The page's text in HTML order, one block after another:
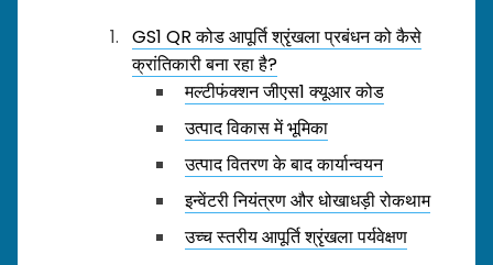
GS1 QR कोड आपूर्ति श्रृंखला प्रबंधन को कैसे
क्रांतिकारी बना रहा है?
मल्टीफंक्शन जीएस1 क्यूआर कोड
उत्पाद विकास में भूमिका
उत्पाद वितरण के बाद कार्यान्वयन
इन्वेंटरी नियंत्रण और धोखाधड़ी रोकथाम
उच्च स्तरीय आपूर्ति श्रृंखला पर्यवेक्षण